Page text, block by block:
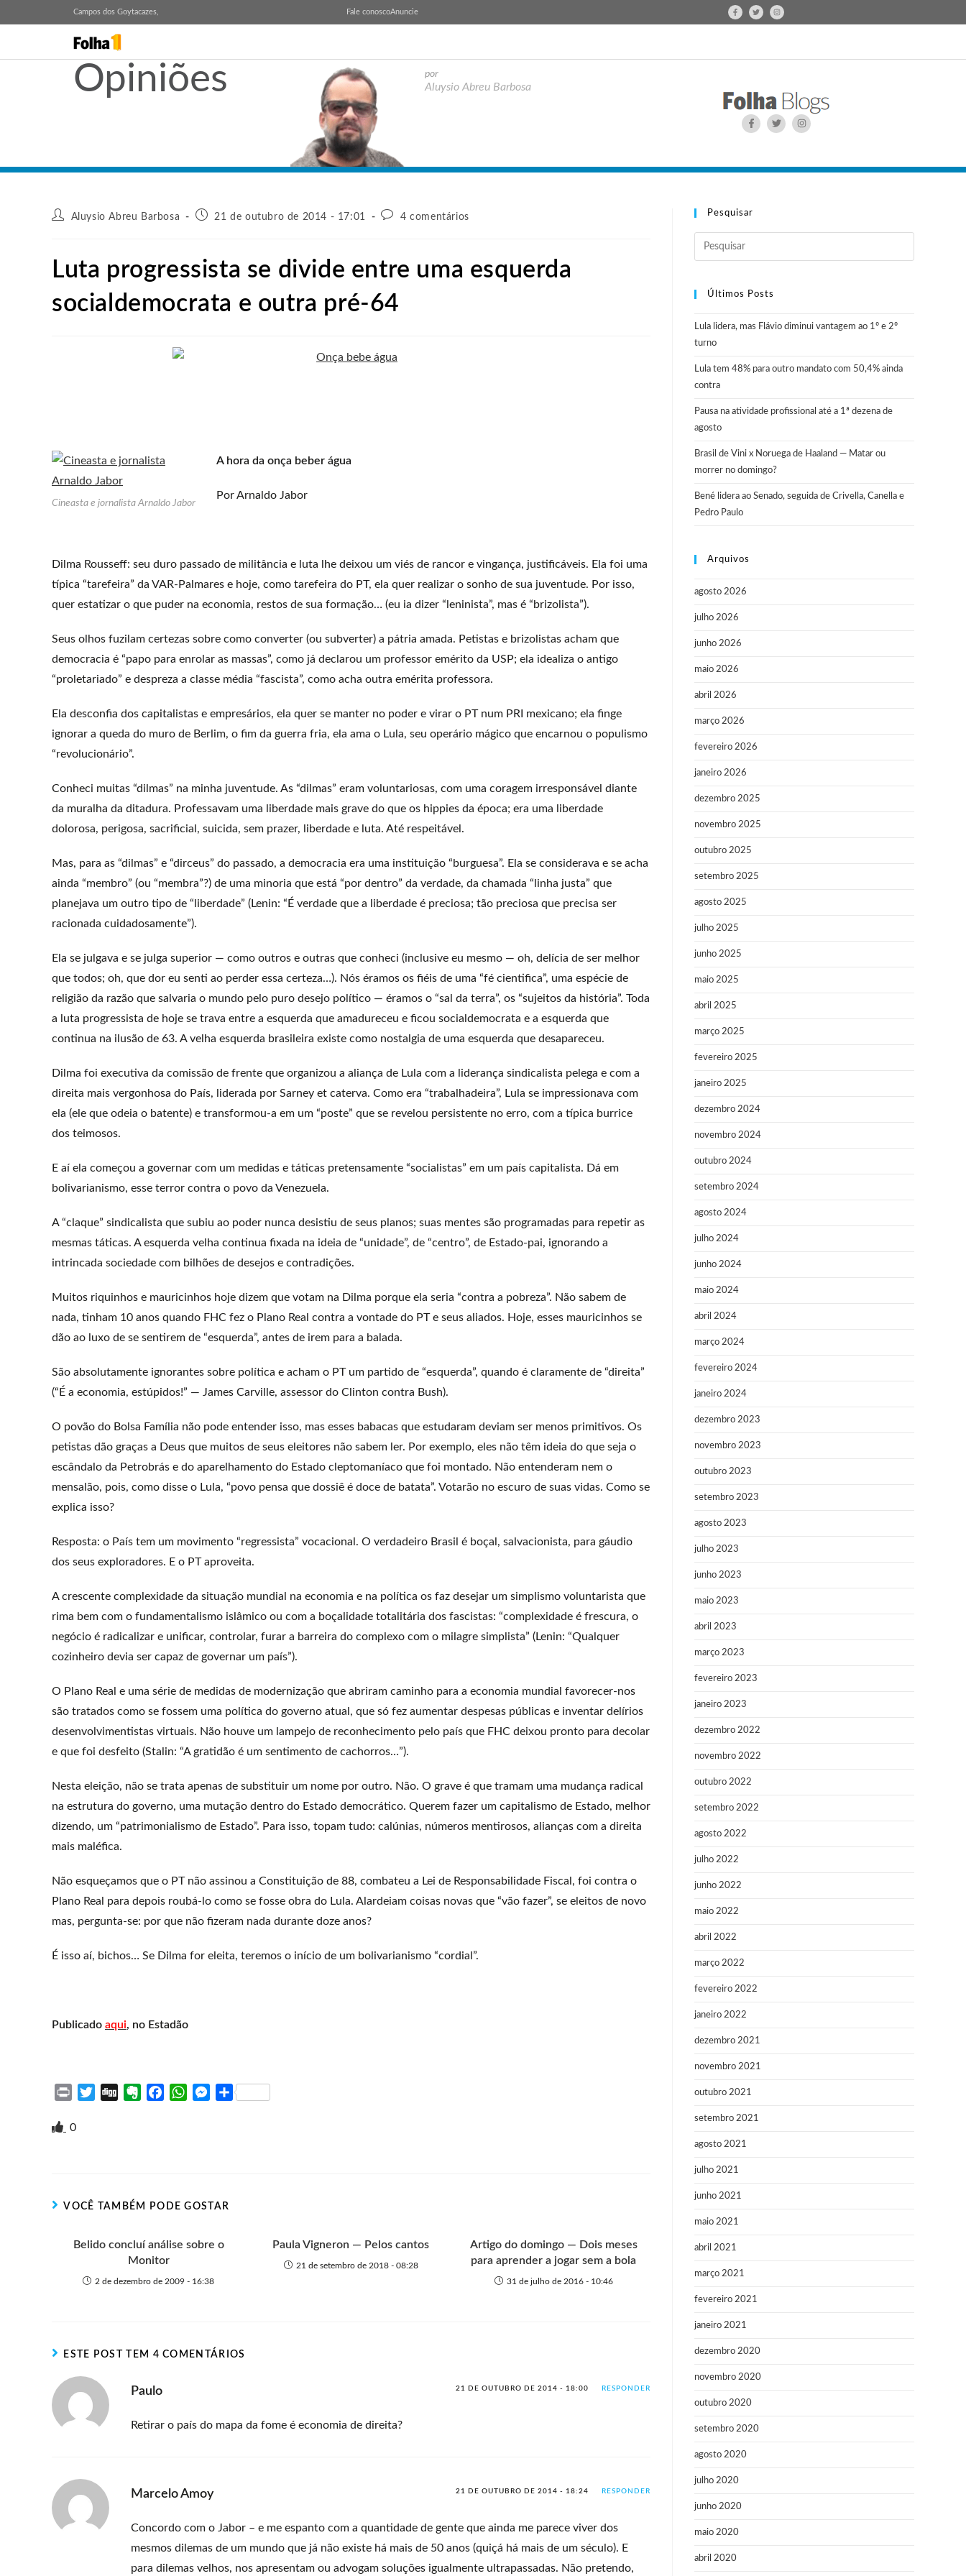
Campos dos Goytacazes, Fale conoscoAnuncie
Opiniões por
Aluysio Abreu Barbosa
Aluysio Abreu Barbosa 21 de outubro de 2014 - 17:01 4 comentários
Luta progressista se divide entre uma esquerda
socialdemocrata e outra pré-64
Cineasta e jornalista Arnaldo Jabor
A hora da onça beber água
Por Arnaldo Jabor
Dilma Rousseff: seu duro passado de militância e luta lhe deixou um viés de rancor e vingança, justificáveis. Ela foi uma
típica “tarefeira” da VAR-Palmares e hoje, como tarefeira do PT, ela quer realizar o sonho de sua juventude. Por isso,
quer estatizar o que puder na economia, restos de sua formação… (eu ia dizer “leninista”, mas é “brizolista”).
Seus olhos fuzilam certezas sobre como converter (ou subverter) a pátria amada. Petistas e brizolistas acham que
democracia é “papo para enrolar as massas”, como já declarou um professor emérito da USP; ela idealiza o antigo
“proletariado” e despreza a classe média “fascista”, como acha outra emérita professora.
Ela desconfia dos capitalistas e empresários, ela quer se manter no poder e virar o PT num PRI mexicano; ela finge
ignorar a queda do muro de Berlim, o fim da guerra fria, ela ama o Lula, seu operário mágico que encarnou o populismo
“revolucionário”.
Conheci muitas “dilmas” na minha juventude. As “dilmas” eram voluntariosas, com uma coragem irresponsável diante
da muralha da ditadura. Professavam uma liberdade mais grave do que os hippies da época; era uma liberdade
dolorosa, perigosa, sacrificial, suicida, sem prazer, liberdade e luta. Até respeitável.
Mas, para as “dilmas” e “dirceus” do passado, a democracia era uma instituição “burguesa”. Ela se considerava e se acha
ainda “membro” (ou “membra”?) de uma minoria que está “por dentro” da verdade, da chamada “linha justa” que
planejava um outro tipo de “liberdade” (Lenin: “É verdade que a liberdade é preciosa; tão preciosa que precisa ser
racionada cuidadosamente”).
Ela se julgava e se julga superior — como outros e outras que conheci (inclusive eu mesmo — oh, delícia de ser melhor
que todos; oh, que dor eu senti ao perder essa certeza…). Nós éramos os fiéis de uma “fé cientifica”, uma espécie de
religião da razão que salvaria o mundo pelo puro desejo político — éramos o “sal da terra”, os “sujeitos da história”. Toda
a luta progressista de hoje se trava entre a esquerda que amadureceu e ficou socialdemocrata e a esquerda que
continua na ilusão de 63. A velha esquerda brasileira existe como nostalgia de uma esquerda que desapareceu.
Dilma foi executiva da comissão de frente que organizou a aliança de Lula com a liderança sindicalista pelega e com a
direita mais vergonhosa do País, liderada por Sarney et caterva. Como era “trabalhadeira”, Lula se impressionava com
ela (ele que odeia o batente) e transformou-a em um “poste” que se revelou persistente no erro, com a típica burrice
dos teimosos.
E aí ela começou a governar com um medidas e táticas pretensamente “socialistas” em um país capitalista. Dá em
bolivarianismo, esse terror contra o povo da Venezuela.
A “claque” sindicalista que subiu ao poder nunca desistiu de seus planos; suas mentes são programadas para repetir as
mesmas táticas. A esquerda velha continua fixada na ideia de “unidade”, de “centro”, de Estado-pai, ignorando a
intrincada sociedade com bilhões de desejos e contradições.
Muitos riquinhos e mauricinhos hoje dizem que votam na Dilma porque ela seria “contra a pobreza”. Não sabem de
nada, tinham 10 anos quando FHC fez o Plano Real contra a vontade do PT e seus aliados. Hoje, esses mauricinhos se
dão ao luxo de se sentirem de “esquerda”, antes de irem para a balada.
São absolutamente ignorantes sobre política e acham o PT um partido de “esquerda”, quando é claramente de “direita”
(“É a economia, estúpidos!” — James Carville, assessor do Clinton contra Bush).
O povão do Bolsa Família não pode entender isso, mas esses babacas que estudaram deviam ser menos primitivos. Os
petistas dão graças a Deus que muitos de seus eleitores não sabem ler. Por exemplo, eles não têm ideia do que seja o
escândalo da Petrobrás e do aparelhamento do Estado cleptomaníaco que foi montado. Não entenderam nem o
mensalão, pois, como disse o Lula, “povo pensa que dossiê é doce de batata”. Votarão no escuro de suas vidas. Como se
explica isso?
Resposta: o País tem um movimento “regressista” vocacional. O verdadeiro Brasil é boçal, salvacionista, para gáudio
dos seus exploradores. E o PT aproveita.
A crescente complexidade da situação mundial na economia e na política os faz desejar um simplismo voluntarista que
rima bem com o fundamentalismo islâmico ou com a boçalidade totalitária dos fascistas: “complexidade é frescura, o
negócio é radicalizar e unificar, controlar, furar a barreira do complexo com o milagre simplista” (Lenin: “Qualquer
cozinheiro devia ser capaz de governar um país”).
O Plano Real e uma série de medidas de modernização que abriram caminho para a economia mundial favorecer-nos
são tratados como se fossem uma política do governo atual, que só fez aumentar despesas públicas e inventar delírios
desenvolvimentistas virtuais. Não houve um lampejo de reconhecimento pelo país que FHC deixou pronto para decolar
e que foi desfeito (Stalin: “A gratidão é um sentimento de cachorros…”).
Nesta eleição, não se trata apenas de substituir um nome por outro. Não. O grave é que tramam uma mudança radical
na estrutura do governo, uma mutação dentro do Estado democrático. Querem fazer um capitalismo de Estado, melhor
dizendo, um “patrimonialismo de Estado”. Para isso, topam tudo: calúnias, números mentirosos, alianças com a direita
mais maléfica.
Não esqueçamos que o PT não assinou a Constituição de 88, combateu a Lei de Responsabilidade Fiscal, foi contra o
Plano Real para depois roubá-lo como se fosse obra do Lula. Alardeiam coisas novas que “vão fazer”, se eleitos de novo
mas, pergunta-se: por que não fizeram nada durante doze anos?
É isso aí, bichos… Se Dilma for eleita, teremos o início de um bolivarianismo “cordial”.
Publicado aqui, no Estadão
i
e
k
W
p
M
e
S
0
VOCÊ TAMBÉM PODE GOSTAR
Belido concluí análise sobre o
Monitor
2 de dezembro de 2009 - 16:38
Paula Vigneron — Pelos cantos
21 de setembro de 2018 - 08:28
Artigo do domingo — Dois meses
para aprender a jogar sem a bola
31 de julho de 2016 - 10:46
ESTE POST TEM 4 COMENTÁRIOS
Paulo 21 DE OUTUBRO DE 2014 - 18:00 RESPONDER
Retirar o país do mapa da fome é economia de direita?
Marcelo Amoy 21 DE OUTUBRO DE 2014 - 18:24 RESPONDER
Concordo com o Jabor – e me espanto com a quantidade de gente que ainda me parece viver dos
mesmos dilemas de um mundo que já não existe há mais de 50 anos (quiçá há mais de um século). E
para dilemas velhos, nos apresentam ou advogam soluções igualmente ultrapassadas. Não pretendo,
Pesquisar
Últimos Posts
Lula lidera, mas Flávio diminui vantagem ao 1º e 2º
turno
Lula tem 48% para outro mandato com 50,4% ainda
contra
Pausa na atividade profissional até a 1ª dezena de
agosto
Brasil de Vini x Noruega de Haaland — Matar ou
morrer no domingo?
Bené lidera ao Senado, seguida de Crivella, Canella e
Pedro Paulo
Arquivos
agosto 2026
julho 2026
junho 2026
maio 2026
abril 2026
março 2026
fevereiro 2026
janeiro 2026
dezembro 2025
novembro 2025
outubro 2025
setembro 2025
agosto 2025
julho 2025
junho 2025
maio 2025
abril 2025
março 2025
fevereiro 2025
janeiro 2025
dezembro 2024
novembro 2024
outubro 2024
setembro 2024
agosto 2024
julho 2024
junho 2024
maio 2024
abril 2024
março 2024
fevereiro 2024
janeiro 2024
dezembro 2023
novembro 2023
outubro 2023
setembro 2023
agosto 2023
julho 2023
junho 2023
maio 2023
abril 2023
março 2023
fevereiro 2023
janeiro 2023
dezembro 2022
novembro 2022
outubro 2022
setembro 2022
agosto 2022
julho 2022
junho 2022
maio 2022
abril 2022
março 2022
fevereiro 2022
janeiro 2022
dezembro 2021
novembro 2021
outubro 2021
setembro 2021
agosto 2021
julho 2021
junho 2021
maio 2021
abril 2021
março 2021
fevereiro 2021
janeiro 2021
dezembro 2020
novembro 2020
outubro 2020
setembro 2020
agosto 2020
julho 2020
junho 2020
maio 2020
abril 2020